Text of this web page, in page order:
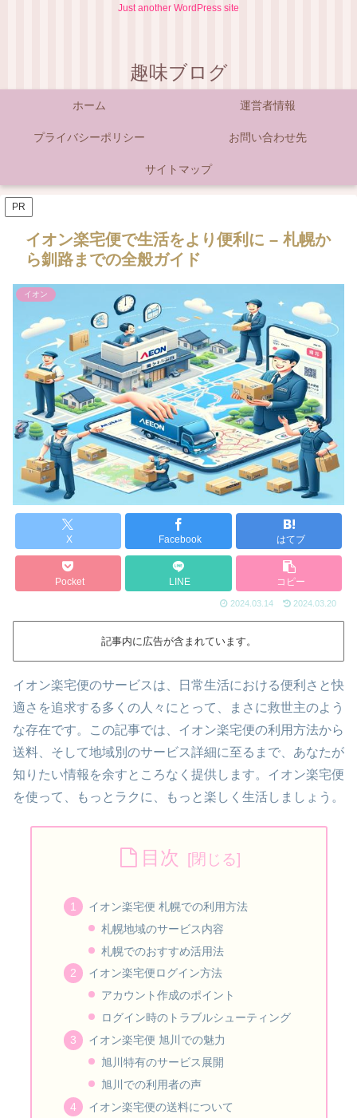
Just another WordPress site
趣味ブログ
ホーム 運営者情報
プライバシーポリシー お問い合わせ先
サイトマップ
PR
イオン楽宅便で生活をより便利に – 札幌か
ら釧路までの全般ガイド
イオン
X Facebook はてブ
Pocket LINE コピー
2024.03.14 2024.03.20
記事内に広告が含まれています。
イオン楽宅便のサービスは、日常生活における便利さと快
適さを追求する多くの人々にとって、まさに救世主のよう
な存在です。この記事では、イオン楽宅便の利用方法から
送料、そして地域別のサービス詳細に至るまで、あなたが
知りたい情報を余すところなく提供します。イオン楽宅便
を使って、もっとラクに、もっと楽しく生活しましょう。
目次
イオン楽宅便 札幌での利用方法
札幌地域のサービス内容
札幌でのおすすめ活用法
イオン楽宅便ログイン方法
アカウント作成のポイント
ログイン時のトラブルシューティング
イオン楽宅便 旭川での魅力
旭川特有のサービス展開
旭川での利用者の声
イオン楽宅便の送料について